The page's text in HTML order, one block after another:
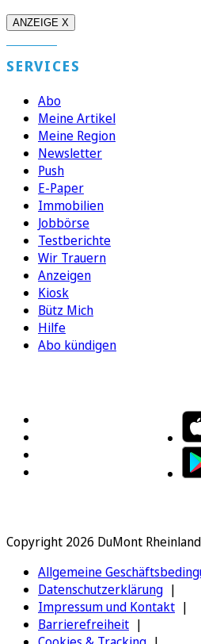
ANZEIGE X
SERVICES
Abo
Meine Artikel
Meine Region
Newsletter
Push
E-Paper
Immobilien
Jobbörse
Testberichte
Wir Trauern
Anzeigen
Kiosk
Bütz Mich
Hilfe
Abo kündigen
Copyright 2026 DuMont
Allgemeine
Datenschutzerklärung
Impressum und Kontakt
Barrierefreiheit